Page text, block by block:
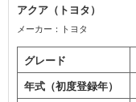
アクア（トヨタ）
メーカー：トヨタ
グレード
年式（初度登録年）